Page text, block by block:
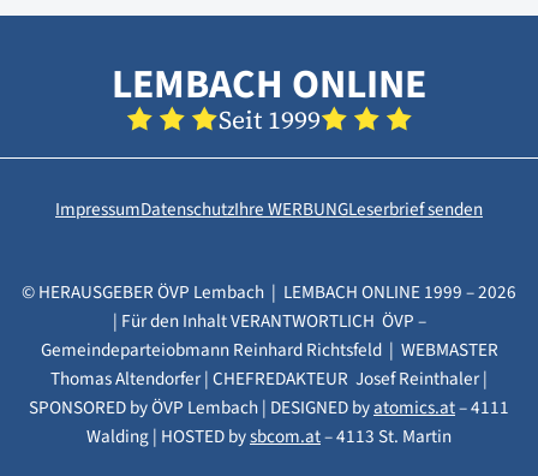
LEMBACH ONLINE
Seit 1999
ImpressumDatenschutzIhre WERBUNGLeserbrief senden
© HERAUSGEBER ÖVP Lembach | LEMBACH ONLINE 1999 – 2026
| Für den Inhalt VERANTWORTLICH ÖVP –
Gemeindeparteiobmann Reinhard Richtsfeld | WEBMASTER
Thomas Altendorfer | CHEFREDAKTEUR Josef Reinthaler |
SPONSORED by ÖVP Lembach | DESIGNED byatomics.at– 4111
Walding | HOSTED bysbcom.at– 4113 St. Martin